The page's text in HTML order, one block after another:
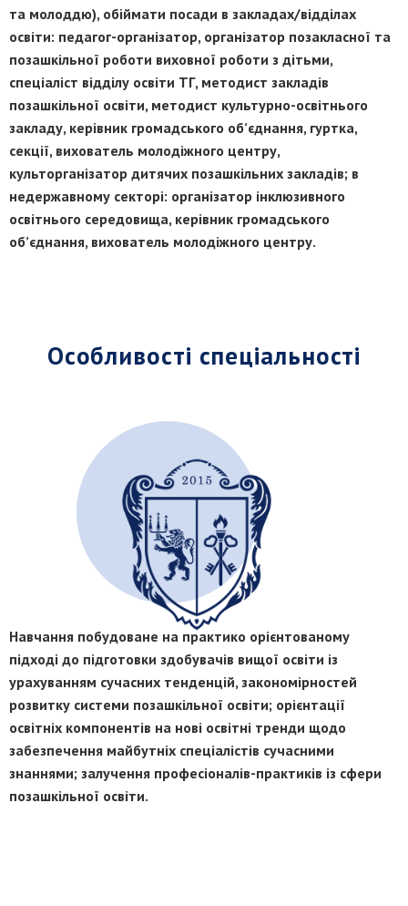
та молоддю), обіймати посади в закладах/відділах
освіти: педагог-організатор, організатор позакласної та
позашкільної роботи виховної роботи з дітьми,
спеціаліст відділу освіти ТГ, методист закладів
позашкільної освіти, методист культурно-освітнього
закладу, керівник громадського об’єднання, гуртка,
секції, вихователь молодіжного центру,
культорганізатор дитячих позашкільних закладів; в
недержавному секторі: організатор інклюзивного
освітнього середовища, керівник громадського
об’єднання, вихователь молодіжного центру.
Особливості спеціальності
Навчання побудоване на практико орієнтованому
підході до підготовки здобувачів вищої освіти із
урахуванням сучасних тенденцій, закономірностей
розвитку системи позашкільної освіти; орієнтації
освітніх компонентів на нові освітні тренди щодо
забезпечення майбутніх спеціалістів сучасними
знаннями; залучення професіоналів-практиків із сфери
позашкільної освіти.